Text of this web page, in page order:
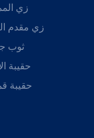
زي
زي مقدم
ثوب
حقيبة
حقيبة